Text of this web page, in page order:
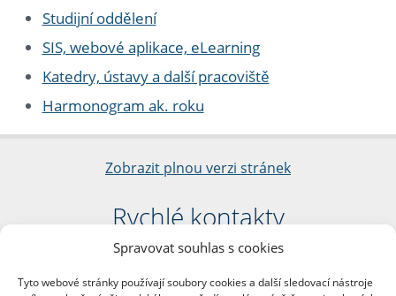
Spravovat souhlas s cookies
Tyto webové stránky používají soubory cookies a další sledovací nástroje
Studijní oddělení
SIS, webové aplikace, eLearning
Katedry, ústavy a další pracoviště
Harmonogram ak. roku
Zobrazit plnou verzi stránek
Rychlé kontakty
Filozofická fakulta
nám. Jana Palacha 1/2